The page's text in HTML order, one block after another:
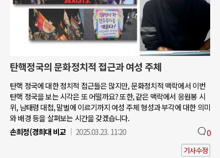
탄핵정국의 문화정치적 접근과 여성 주체
탄핵 정국에 대한 정치적 접근들은 많지만, 문화정치적 맥락에서 이번
탄핵 정국을 보는 시각은 또 어떨까요? 또한, 같은 맥락에서 응원봉 시
위, 남태령 대첩, 말벌에 이르기까지 여성 주체 형성과 부각에 대한 의미
와 배경 등을 살펴보는 시간을 갖겠습니다.
손희정(경희대 비교
2025.03.23. 11:20 0
기사수정